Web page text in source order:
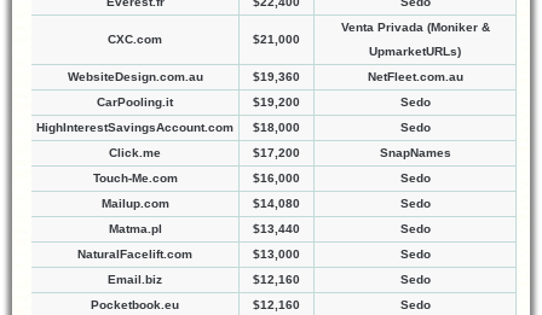
CXC.com $21,000
Venta Privada (Moniker &
UpmarketURLs)
WebsiteDesign.com.au
$19,360
NetFleet.com.au
CarPooling.it
$19,200
Sedo
HighInterestSavingsAccount.com
$18,000
Sedo
Click.me
$17,200
SnapNames
Touch-Me.com
$16,000
Sedo
Mailup.com
$14,080
Sedo
Matma.pl
$13,440
Sedo
NaturalFacelift.com
$13,000
Sedo
Email.biz
$12,160
Sedo
Pocketbook.eu
$12,160
Sedo